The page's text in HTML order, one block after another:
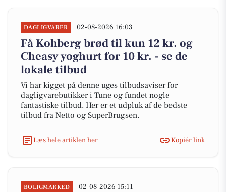
DAGLIGVARER 02-08-2026 16:03
Få Kohberg brød til kun 12 kr. og
Cheasy yoghurt for 10 kr. - se de
lokale tilbud
Vi har kigget på denne uges tilbudsaviser for
dagligvarebutikker i Tune og fundet nogle
fantastiske tilbud. Her er et udpluk af de bedste
tilbud fra Netto og SuperBrugsen.
Læs hele artiklen her Kopiér link
BOLIGMARKED 02-08-2026 15:11